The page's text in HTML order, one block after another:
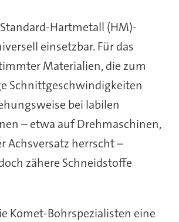
Hartmetall (HM)-
einsetzbar. Für das
Materialien, die zum
Schnittgeschwindigkeiten
bei labilen
– etwa auf Drehmaschinen,
Achsversatz herrscht –
zähere Schneidstoffe
Komet-Bohrspezialisten eine